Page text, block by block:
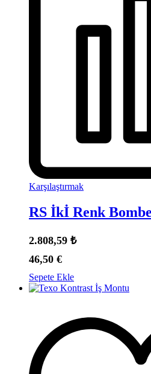
Karşılaştırmak
RS İkİ Renk
2.808,59 ₺
46,50 €
Sepete Ekle